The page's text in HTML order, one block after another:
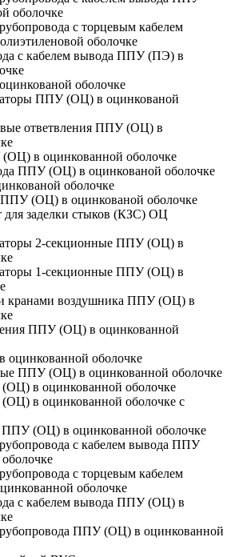
оболочке
с торцевым кабелем
оболочке
с кабелем вывода ППУ (ПЭ) в
оболочке
ППУ (ОЦ) в оцинкованой
ответвления ППУ (ОЦ) в
в оцинкованной оболочке
ППУ (ОЦ) в оцинкованой оболочке
оболочке
(ОЦ) в оцинкованой оболочке
заделки стыков (КЗС) ОЦ
2-секционные ППУ (ОЦ) в
1-секционные ППУ (ОЦ) в
кранами воздушника ППУ (ОЦ) в
ППУ (ОЦ) в оцинкованной
оболочке
ППУ (ОЦ) в оцинкованной оболочке
в оцинкованной оболочке
в оцинкованной оболочке с
ППУ (ОЦ) в оцинкованной оболочке
с кабелем вывода ППУ
с торцевым кабелем
оболочке
с кабелем вывода ППУ (ОЦ) в
ППУ (ОЦ) в оцинкованной